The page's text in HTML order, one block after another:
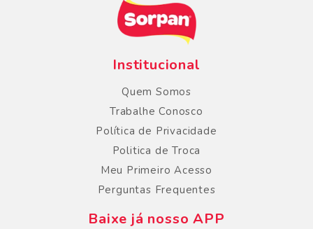
Institucional
Quem Somos
Trabalhe Conosco
Política de Privacidade
Politica de Troca
Meu Primeiro Acesso
Perguntas Frequentes
Baixe já nosso APP